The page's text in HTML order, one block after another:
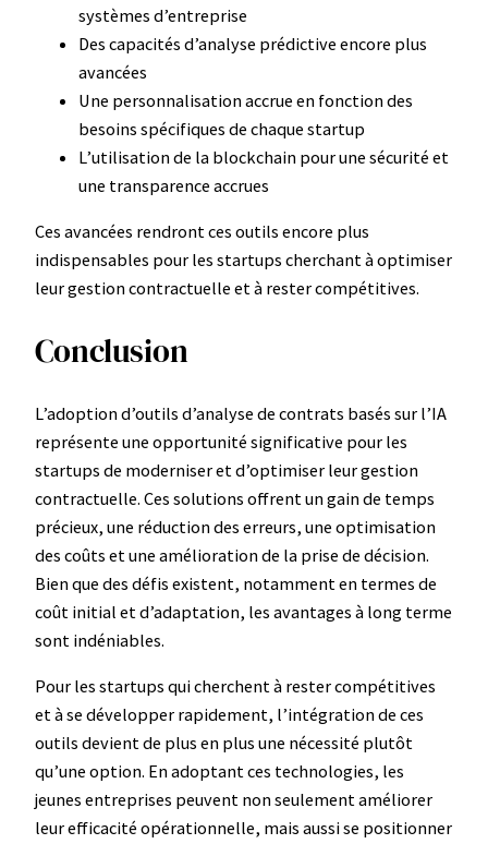
systèmes d’entreprise
Des capacités d’analyse prédictive encore plus
avancées
Une personnalisation accrue en fonction des
besoins spécifiques de chaque startup
L’utilisation de la blockchain pour une sécurité et
une transparence accrues
Ces avancées rendront ces outils encore plus
indispensables pour les startups cherchant à optimiser
leur gestion contractuelle et à rester compétitives.
Conclusion
L’adoption d’outils d’analyse de contrats basés sur l’IA
représente une opportunité significative pour les
startups de moderniser et d’optimiser leur gestion
contractuelle. Ces solutions offrent un gain de temps
précieux, une réduction des erreurs, une optimisation
des coûts et une amélioration de la prise de décision.
Bien que des défis existent, notamment en termes de
coût initial et d’adaptation, les avantages à long terme
sont indéniables.
Pour les startups qui cherchent à rester compétitives
et à se développer rapidement, l’intégration de ces
outils devient de plus en plus une nécessité plutôt
qu’une option. En adoptant ces technologies, les
jeunes entreprises peuvent non seulement améliorer
leur efficacité opérationnelle, mais aussi se positionner